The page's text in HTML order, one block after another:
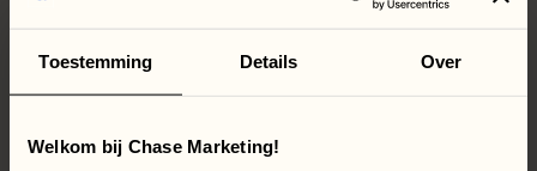
Toestemming Details Over
Welkom bij Chase Marketing!